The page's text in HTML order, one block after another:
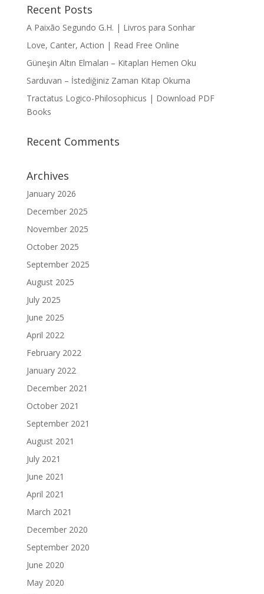
Recent Posts
A Paixão Segundo G.H. | Livros para Sonhar
Love, Canter, Action | Read Free Online
Güneşin Altın Elmaları – Kitapları Hemen Oku
Sarduvan – İstediğiniz Zaman Kitap Okuma
Tractatus Logico-Philosophicus | Download PDF
Books
Recent Comments
Archives
January 2026
December 2025
November 2025
October 2025
September 2025
August 2025
July 2025
June 2025
April 2022
February 2022
January 2022
December 2021
October 2021
September 2021
August 2021
July 2021
June 2021
April 2021
March 2021
December 2020
September 2020
June 2020
May 2020